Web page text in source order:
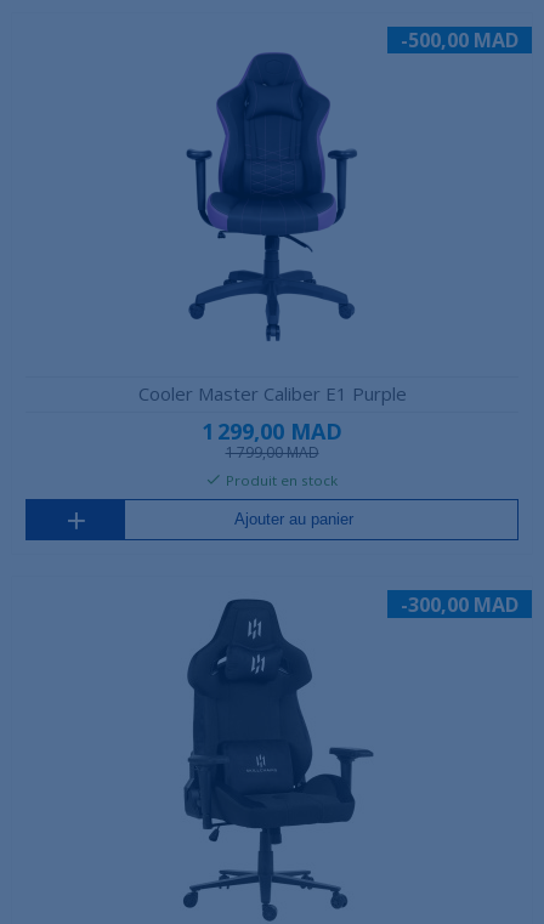
-500,00 MAD
Cooler Master Caliber E1 Purple
1 299,00 MAD
1 799,00 MAD
Produit en stock
Ajouter au panier
-300,00 MAD